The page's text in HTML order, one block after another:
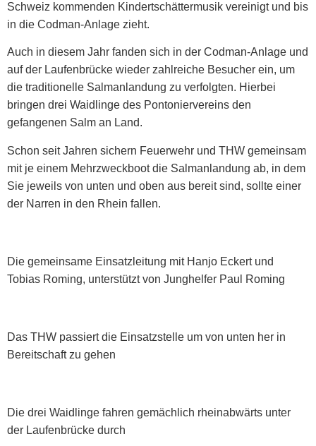
Schweiz kommenden Kindertschättermusik vereinigt und bis
in die Codman-Anlage zieht.
Auch in diesem Jahr fanden sich in der Codman-Anlage und
auf der Laufenbrücke wieder zahlreiche Besucher ein, um
die traditionelle Salmanlandung zu verfolgten. Hierbei
bringen drei Waidlinge des Pontoniervereins den
gefangenen Salm an Land.
Schon seit Jahren sichern Feuerwehr und THW gemeinsam
mit je einem Mehrzweckboot die Salmanlandung ab, in dem
Sie jeweils von unten und oben aus bereit sind, sollte einer
der Narren in den Rhein fallen.
Die gemeinsame Einsatzleitung mit Hanjo Eckert und
Tobias Roming, unterstützt von Junghelfer Paul Roming
Das THW passiert die Einsatzstelle um von unten her in
Bereitschaft zu gehen
Die drei Waidlinge fahren gemächlich rheinabwärts unter
der Laufenbrücke durch